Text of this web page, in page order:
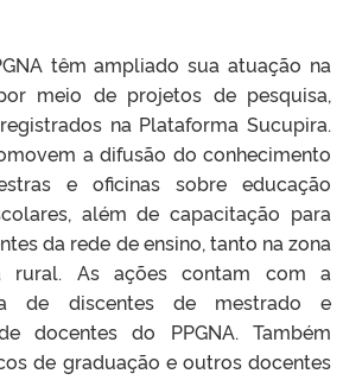
têm ampliado sua atuação na
meio de projetos de pesquisa,
na Plataforma Sucupira.
a difusão do conhecimento
e oficinas sobre educação
além de capacitação para
da rede de ensino, tanto na zona
rural. As ações contam com a
de discentes de mestrado e
docentes do PPGNA. Também
de graduação e outros docentes